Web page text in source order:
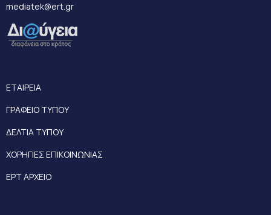
mediatek@ert.gr
ΕΤΑΙΡΕΙΑ
ΓΡΑΦΕΙΟ ΤΥΠΟΥ
ΔΕΛΤΙΑ ΤΥΠΟΥ
ΧΟΡΗΓΙΕΣ ΕΠΙΚΟΙΝΩΝΙΑΣ
ΕΡΤ ΑΡΧΕΙΟ